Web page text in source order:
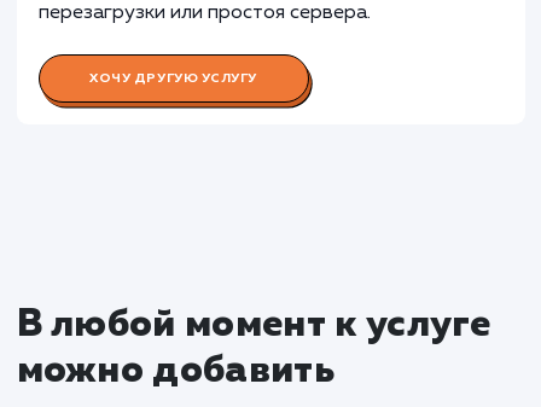
Узнать почему
Преимущества
Улучшение стабильности и повышение